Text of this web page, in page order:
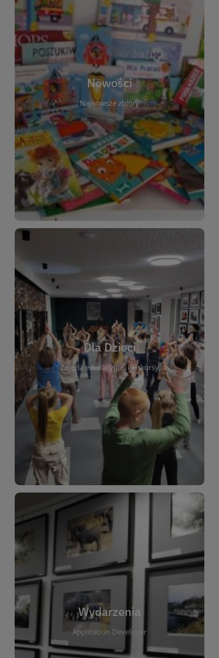
Nowości
Najnowsze zbiory
W tej sekcji prezentujemy najnowsze książki,
audiobooki oraz filmy, które właśnie trafiły do
zbiorów Miejskiej Biblioteki Publicznej w
Starachowicach. Regularnie aktualizujemy listę,
aby Czytelnicy mogli na bieżąco odkrywać świeże
tytuły i najciekawsze premiery wydawnicze. Każda
pozycja opatrzona jest krótkim opisem i
informacją o dostępności w katalogu. Zachęcamy
do częstych odwiedzin – nowości pojawiają się
niemal każdego tygodnia! Dzięki tej zakładce
zawsze będziesz wiedzieć, co warto przeczytać
jako pierwsze.
WIĘCEJ
Dla Dzieci
Zajęcia edukacyjne, konkursy
Dla Dzieci
To miejsce stworzone z myślą o najmłodszych
czytelnikach i ich rodzicach. Znajdziesz tu
informacje o zajęciach edukacyjnych, konkursach
plastycznych i spotkaniach z autorami książek dla
dzieci. Biblioteka oferuje bogaty wybór bajek,
opowiadań i lektur szkolnych, a także przyjazny
kącik do wspólnego czytania. Pragniemy
rozbudzać miłość do książek od najmłodszych lat.
Zapraszamy do wspólnej zabawy i odkrywania
świata literatury!
WIĘCEJ
Wydarzenia
Application Developer
Wydarzenia
W tej zakładce publikujemy informacje o
wszystkich wydarzeniach organizowanych przez
bibliotekę. Znajdziesz tu zapowiedzi spotkań
autorskich, warsztatów, prelekcji i zajęć
tematycznych dla różnych grup wiekowych. Każde
wydarzenie ma na celu promowanie kultury
czytelniczej oraz integrację społeczności lokalnej.
Dzięki kalendarzowi wydarzeń możesz łatwo